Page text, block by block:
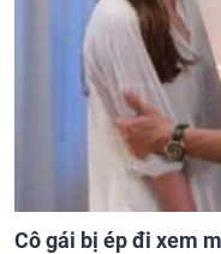
Cô gái bị ép đi xem